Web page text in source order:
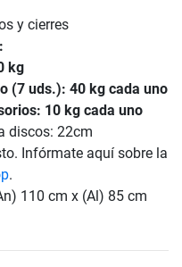
y cierres
kg
(7 uds.): 40 kg cada uno
10 kg cada uno
discos: 22cm
Infórmate aquí sobre la
.
110 cm x (Al) 85 cm